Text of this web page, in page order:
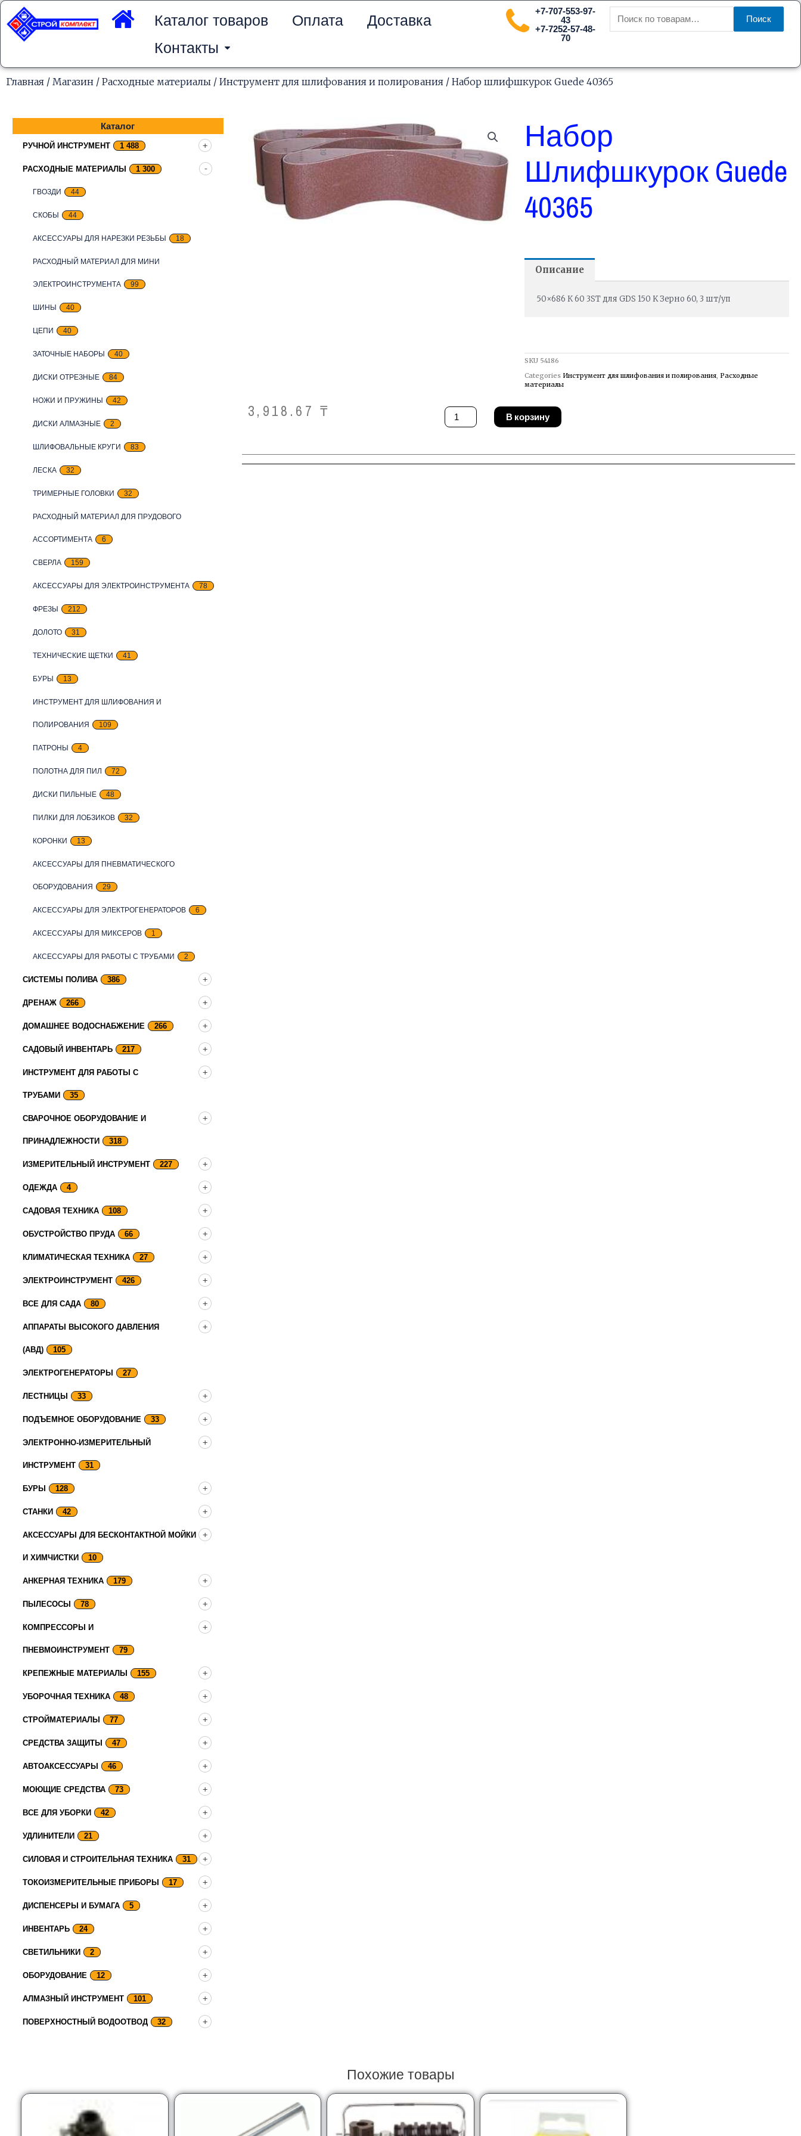
Перейти
содержимому
Каталог товаров Оплата
Доставка
Контакты
+7-707-553-97-
43
+7-7252-57-48-
70
Искать:
Поиск
Главная / Магазин / Расходные материалы / Инструмент для шлифования и полирования / Набор шлифшкурок Guede 40365
Каталог
РУЧНОЙ ИНСТРУМЕНТ 1 488
РАСХОДНЫЕ МАТЕРИАЛЫ 1 300
ГВОЗДИ 44
СКОБЫ 44
АКСЕССУАРЫ ДЛЯ НАРЕЗКИ РЕЗЬБЫ 18
РАСХОДНЫЙ МАТЕРИАЛ ДЛЯ МИНИ
ЭЛЕКТРОИНСТРУМЕНТА 99
ШИНЫ 40
ЦЕПИ 40
ЗАТОЧНЫЕ НАБОРЫ 40
ДИСКИ ОТРЕЗНЫЕ 84
НОЖИ И ПРУЖИНЫ 42
ДИСКИ АЛМАЗНЫЕ 2
ШЛИФОВАЛЬНЫЕ КРУГИ 83
ЛЕСКА 32
ТРИМЕРНЫЕ ГОЛОВКИ 32
РАСХОДНЫЙ МАТЕРИАЛ ДЛЯ ПРУДОВОГО
АССОРТИМЕНТА 6
СВЕРЛА 159
АКСЕССУАРЫ ДЛЯ ЭЛЕКТРОИНСТРУМЕНТА 78
ФРЕЗЫ 212
ДОЛОТО 31
ТЕХНИЧЕСКИЕ ЩЕТКИ 41
БУРЫ 13
ИНСТРУМЕНТ ДЛЯ ШЛИФОВАНИЯ И
ПОЛИРОВАНИЯ 109
ПАТРОНЫ 4
ПОЛОТНА ДЛЯ ПИЛ 72
ДИСКИ ПИЛЬНЫЕ 48
ПИЛКИ ДЛЯ ЛОБЗИКОВ 32
КОРОНКИ 13
АКСЕССУАРЫ ДЛЯ ПНЕВМАТИЧЕСКОГО
ОБОРУДОВАНИЯ 29
АКСЕССУАРЫ ДЛЯ ЭЛЕКТРОГЕНЕРАТОРОВ 6
АКСЕССУАРЫ ДЛЯ МИКСЕРОВ 1
АКСЕССУАРЫ ДЛЯ РАБОТЫ С ТРУБАМИ 2
СИСТЕМЫ ПОЛИВА 386
ДРЕНАЖ 266
ДОМАШНЕЕ ВОДОСНАБЖЕНИЕ 266
САДОВЫЙ ИНВЕНТАРЬ 217
ИНСТРУМЕНТ ДЛЯ РАБОТЫ С
ТРУБАМИ 35
СВАРОЧНОЕ ОБОРУДОВАНИЕ И
ПРИНАДЛЕЖНОСТИ 318
ИЗМЕРИТЕЛЬНЫЙ ИНСТРУМЕНТ 227
ОДЕЖДА 4
САДОВАЯ ТЕХНИКА 108
ОБУСТРОЙСТВО ПРУДА 66
КЛИМАТИЧЕСКАЯ ТЕХНИКА 27
ЭЛЕКТРОИНСТРУМЕНТ 426
ВСЕ ДЛЯ САДА 80
АППАРАТЫ ВЫСОКОГО ДАВЛЕНИЯ
(АВД) 105
ЭЛЕКТРОГЕНЕРАТОРЫ 27
ЛЕСТНИЦЫ 33
ПОДЪЕМНОЕ ОБОРУДОВАНИЕ 33
ЭЛЕКТРОННО-ИЗМЕРИТЕЛЬНЫЙ
ИНСТРУМЕНТ 31
БУРЫ 128
СТАНКИ 42
АКСЕССУАРЫ ДЛЯ БЕСКОНТАКТНОЙ МОЙКИ
И ХИМЧИСТКИ 10
АНКЕРНАЯ ТЕХНИКА 179
ПЫЛЕСОСЫ 78
КОМПРЕССОРЫ И
ПНЕВМОИНСТРУМЕНТ 79
КРЕПЕЖНЫЕ МАТЕРИАЛЫ 155
УБОРОЧНАЯ ТЕХНИКА 48
СТРОЙМАТЕРИАЛЫ 77
СРЕДСТВА ЗАЩИТЫ 47
АВТОАКСЕССУАРЫ 46
МОЮЩИЕ СРЕДСТВА 73
ВСЕ ДЛЯ УБОРКИ 42
УДЛИНИТЕЛИ 21
СИЛОВАЯ И СТРОИТЕЛЬНАЯ ТЕХНИКА 31
ТОКОИЗМЕРИТЕЛЬНЫЕ ПРИБОРЫ 17
ДИСПЕНСЕРЫ И БУМАГА 5
ИНВЕНТАРЬ 24
СВЕТИЛЬНИКИ 2
ОБОРУДОВАНИЕ 12
АЛМАЗНЫЙ ИНСТРУМЕНТ 101
ПОВЕРХНОСТНЫЙ ВОДООТВОД 32
Набор
Шлифшкурок Guede
40365
Описание
50×686 К 60 3ST для GDS 150 K Зерно 60, 3 шт/уп
SKU 54186
Categories Инструмент для шлифования и полирования, Расходные
материалы
3,918.67₸
Количество
товара
Набор
40365
В корзину
Похожие товары